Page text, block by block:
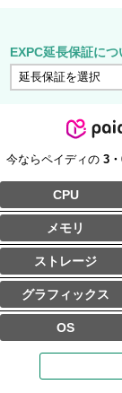
EXPC延長保証につ
今ならペイディの 3
CPU
メモリ
ストレージ
グラフィックス
OS